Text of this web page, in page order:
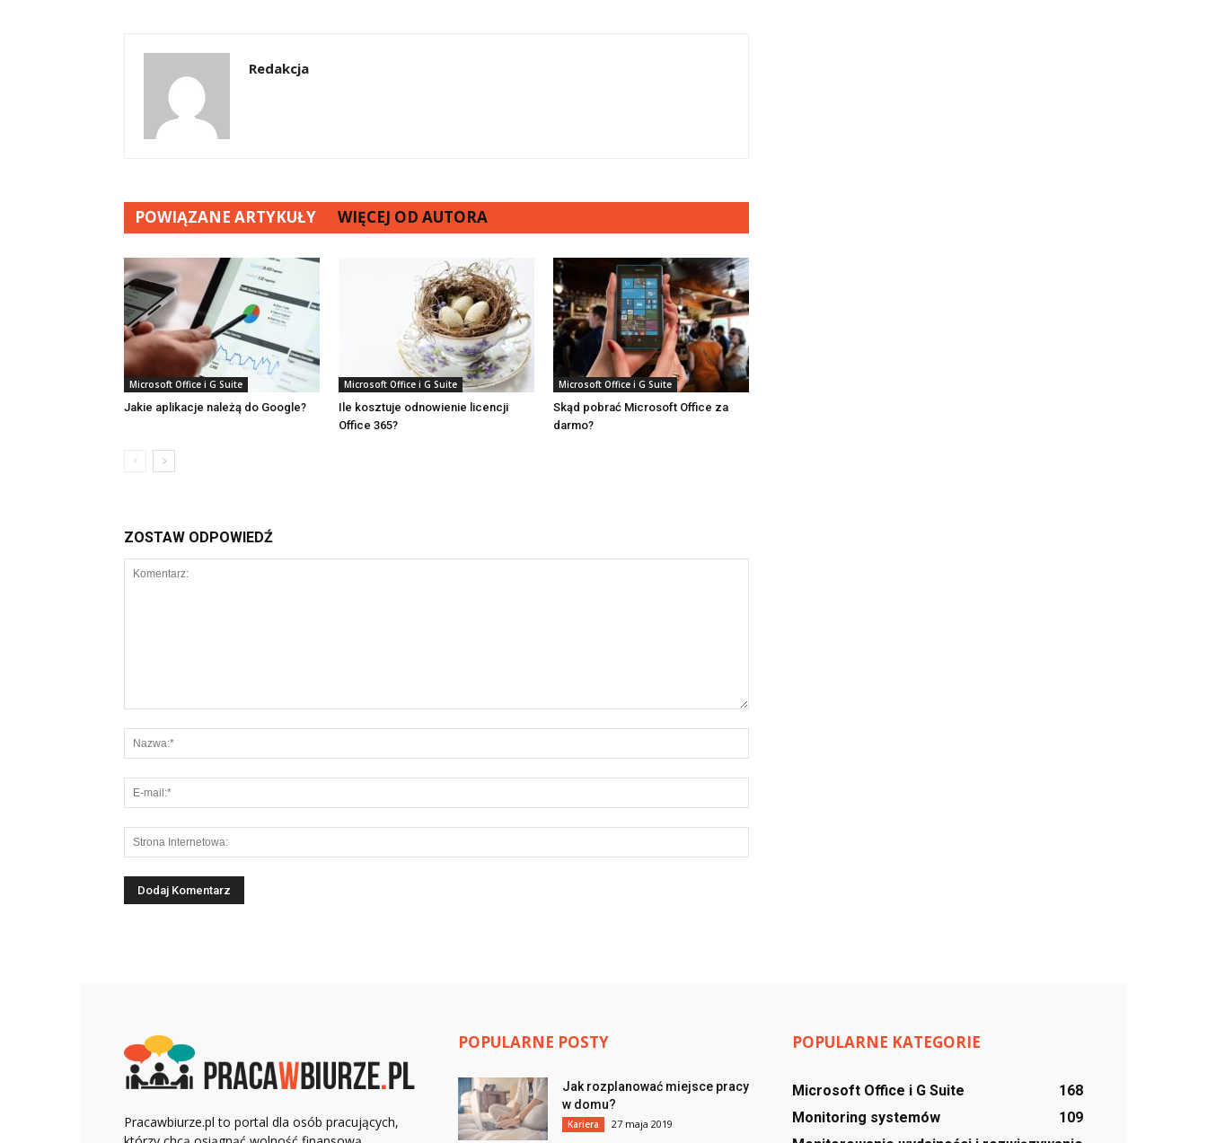
Redakcja
POWIĄZANE ARTYKUŁY WIĘCEJ OD AUTORA
Microsoft Office i G Suite
Jakie aplikacje należą do Google?
Microsoft Office i G Suite
Ile kosztuje odnowienie licencji
Office 365?
Microsoft Office i G Suite
Skąd pobrać Microsoft Office za
darmo?
ZOSTAW ODPOWIEDŹ
Pracawbiurze.pl to portal dla osób pracujących,
POPULARNE POSTY
Jak rozplanować miejsce pracy
w domu?
Kariera 27 maja 2019
POPULARNE KATEGORIE
Microsoft Office i G Suite
168
Monitoring systemów
109